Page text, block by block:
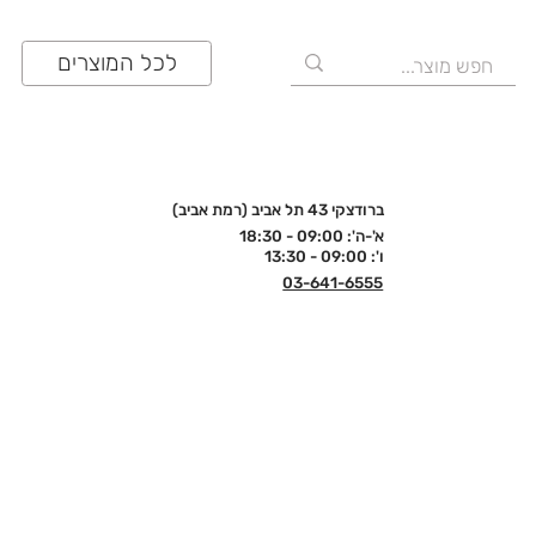
לכל המוצרים
ברודצקי 43 תל אביב (רמת אביב)
א'-ה': 09:00 - 18:30
ו': 09:00 - 13:30
03-641-6555